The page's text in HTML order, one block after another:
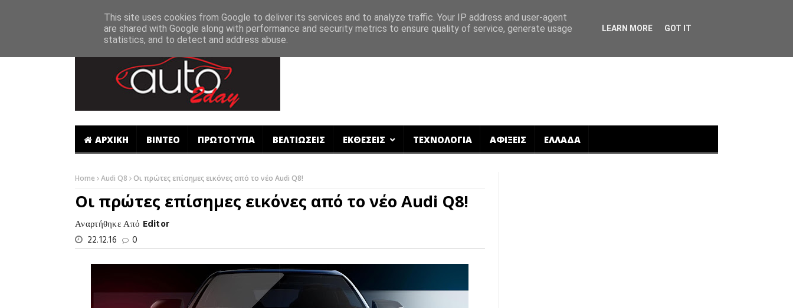
ΑΡΧΙΚΗ ΒΙΝΤΕΟ ΠΡΩΤΟΤΥΠΑ ΒΕΛΤΙΩΣΕΙΣ ΕΚΘΕΣΕΙΣ ΤΕΧΝΟΛΟΓΙΑ ΑΦΙΞΕΙΣ ΕΛΛΑΔΑ
Home Audi Q8 Οι πρώτες επίσημες εικόνες από το νέο Audi Q8!
Οι πρώτες επίσημες εικόνες από το νέο Audi Q8!
Αναρτήθηκε Από Editor
22.12.16
0
This site uses cookies from Google to deliver its services and to analyze traffic. Your IP address and user-agent
are shared with Google along with performance and security metrics to ensure quality of service, generate usage
statistics, and to detect and address abuse.
LEARN MORE GOT IT